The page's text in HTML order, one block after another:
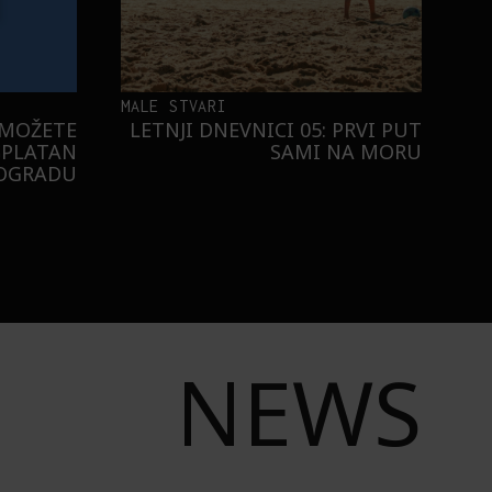
MALE STVARI
LETNJI DNEVNICI 05: PRVI PUT
SAMI NA MORU
NEWS